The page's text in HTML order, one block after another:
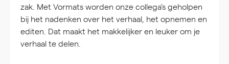
zak. Met Vormats worden onze collega’s geholpen
bij het nadenken over het verhaal, het opnemen en
editen. Dat maakt het makkelijker en leuker om je
verhaal te delen.